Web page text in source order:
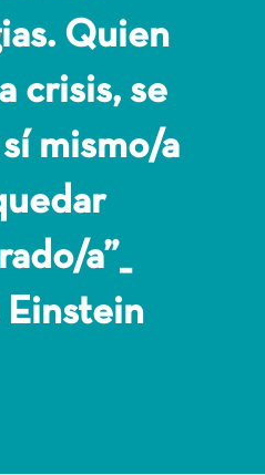
Quien
crisis, se
mismo/a
a”_